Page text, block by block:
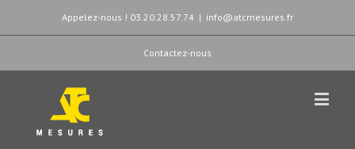
Appelez-nous ! 03.20.28.57.74 | info@atcmesures.fr
Contactez-nous